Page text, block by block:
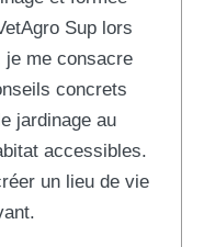
Sup lors
je me consacre
concrets
jardinage au
accessibles.
un lieu de vie